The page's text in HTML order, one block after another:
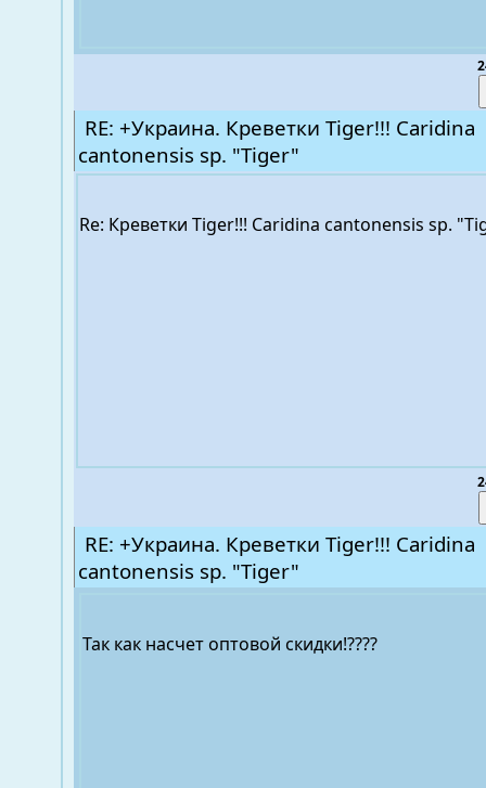
RE: +Украина. Креветки Tiger!!! Caridina
cantonensis sp. "Tiger"
Re: Креветки Tiger!!! Caridina cantonensis sp.
RE: +Украина. Креветки Tiger!!! Caridina
cantonensis sp. "Tiger"
Так как насчет оптовой скидки!????